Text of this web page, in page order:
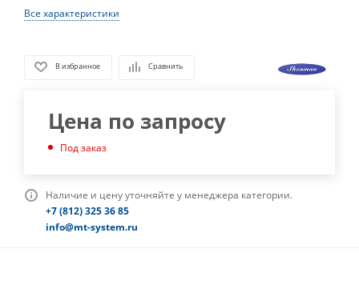
Все характеристики
В избранное Сравнить
Цена по запросу
Под заказ
Наличие и цену уточняйте у менеджера категории.
+7 (812) 325 36 85
info@mt-system.ru